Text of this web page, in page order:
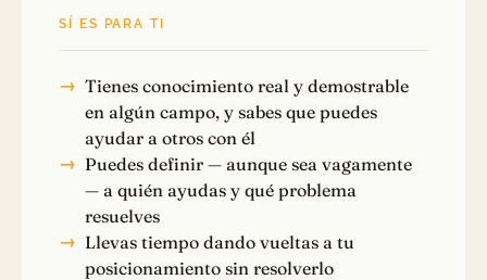
SÍ ES PARA TI
Tienes conocimiento real y demostrable
en algún campo, y sabes que puedes
ayudar a otros con él
Puedes definir — aunque sea vagamente
— a quién ayudas y qué problema
resuelves
Llevas tiempo dando vueltas a tu
posicionamiento sin resolverlo